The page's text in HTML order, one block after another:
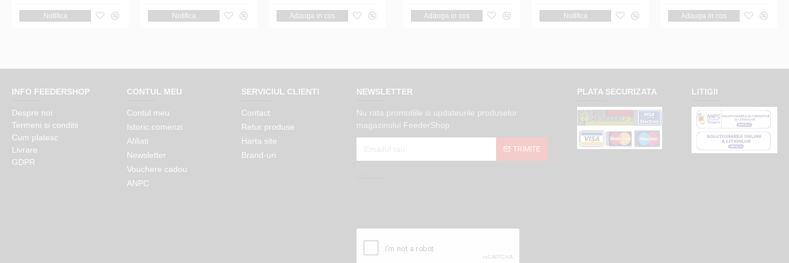
Notifica Notifica Adauga in cos Adauga in cos Adauga in cos
Adauga in cos Adauga in cos Notifica Adauga in cos Notifica Adauga in cos
INFO FEEDERSHOP
Despre noi
Termeni si conditii
Cum platesc
Livrare
GDPR
CONTUL MEU
Contul meu
Istoric comenzi
Afiliati
Newsletter
Vouchere cadou
ANPC
SERVICIUL CLIENTI
Contact
Retur produse
Harta site
Brand-uri
NEWSLETTER
Nu rata promotiile si updateurile produselor
magazinului FeederShop
TRIMITE
PLATA SECURIZATA LITIGII